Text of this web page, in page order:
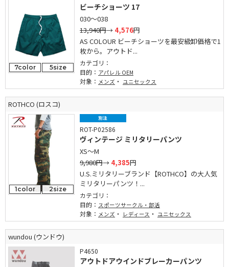
7color 5size
ビーチショーツ 17
030～038
13,940円→ 4,576円
AS COLOUR ビーチショーツを最安級卸価格で1
枚から。アウトド...
カテゴリ：
目的： アパレル OEM
対象： メンズ ・ ユニセックス
ROTHCO (ロスコ)
1color 2size
別注
ROT-P02586
ヴィンテージ ミリタリーパンツ
XS～M
9,980円→ 4,385円
U.S.ミリタリーブランド【ROTHCO】の大人気
ミリタリーパンツ！...
カテゴリ：
目的： スポーツサークル・部活
対象： メンズ ・ レディース ・ ユニセックス
wundou (ウンドウ)
P4650
アウトドアウインドブレーカーパンツ